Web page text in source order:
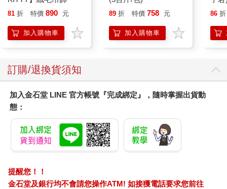
我很熟悉，但從未留心。即使以前曾有人向我指出來，說我其實
就是一個共感人，我也對這個標籤不以為然，因為無論說中了還
是沒說中，我反正不喜歡被貼標籤。但我這下子好奇起來了，所
以，我又用最了無新意的方式研究了一下──我做了線上測驗。不
得了，滿分三十，我到二十九分!線上測驗看起來可能不太科學，
的語言。在本書當中，我會談得比任何大眾化的測驗 都更深入，
但你可以把唾手可得的簡單測驗當成起點。你也可以做做看我在
本章結 尾(以及我的網站)附上的「你是共感人嗎？」測驗。
在測驗結果的驅使之下，我做了更多研究，讀了關於共感人的書
籍與文章。讀著讀著，有生以來第一次，我真正明白為什麼我很
難忠於自我，很難堅守自己真實 的樣貌。我漸漸明白身為共感人
不是我能擺脫的狀態，所以我必須停止為此自責。我不能再以此
明白 到為什麼我很難適應這個世界。那是因為多數人感受這個世
界的方式都跟我不一樣。
81 折 特價 890 元
加入購物車
89 折 特價 758 元
加入購物車
86 折
訂購/退換貨須知
加入金石堂 LINE 官方帳號『完成綁定』，隨時掌握出貨動
態：
提醒您！！
金石堂及銀行均不會請您操作ATM! 如接獲電話要求您前往